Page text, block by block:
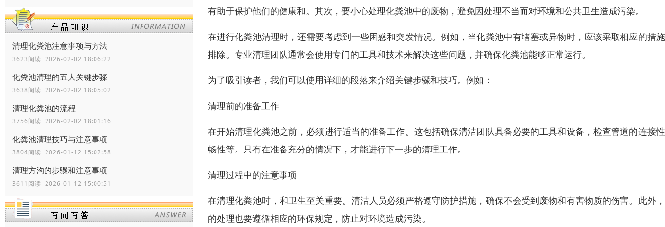
清理化粪池注意事项与方法
3623阅读 2026-02-02 18:06:22
化粪池清理的五大关键步骤
3638阅读 2026-02-02 18:05:02
清理化粪池的流程
3756阅读 2026-02-02 18:01:16
化粪池清理技巧与注意事项
3804阅读 2026-01-12 15:02:58
清理方沟的步骤和注意事项
3611阅读 2026-01-12 15:00:51
有助于保护他们的健康和。其次，要小心处理化粪池中的废物，避免因处理不当而对环境和公共卫生造成污染。
在进行化粪池清理时，还需要考虑到一些困惑和突发情况。例如，当化粪池中有堵塞或异物时，应该采取相应的措
排除。专业清理团队通常会使用专门的工具和技术来解决这些问题，并确保化粪池能够正常运行。
为了吸引读者，我们可以使用详细的段落来介绍关键步骤和技巧。例如：
清理前的准备工作
在开始清理化粪池之前，必须进行适当的准备工作。这包括确保清洁团队具备必要的工具和设备，检查管道的连接
畅性等。只有在准备充分的情况下，才能进行下一步的清理工作。
清理过程中的注意事项
在清理化粪池时，和卫生至关重要。清洁人员必须严格遵守防护措施，确保不会受到废物和有害物质的伤害。此外
的处理也要遵循相应的环保规定，防止对环境造成污染。